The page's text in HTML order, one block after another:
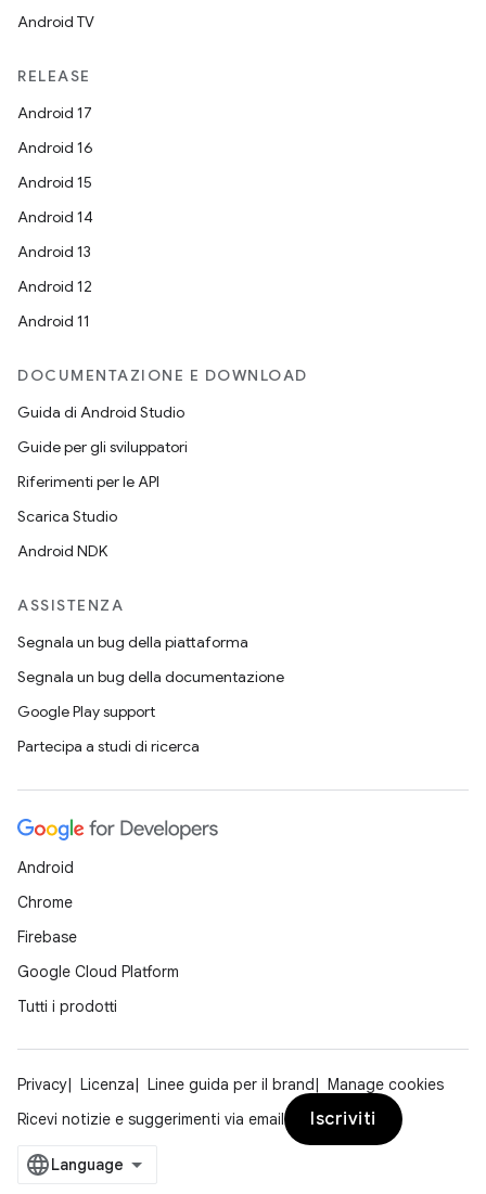
Android TV
RELEASE
Android 17
Android 16
Android 15
Android 14
Android 13
Android 12
Android 11
DOCUMENTAZIONE E DOWNLOAD
Guida di Android Studio
Guide per gli sviluppatori
Riferimenti per le API
Scarica Studio
Android NDK
ASSISTENZA
Segnala un bug della piattaforma
Segnala un bug della documentazione
Google Play support
Partecipa a studi di ricerca
Android
Chrome
Firebase
Google Cloud Platform
Tutti i prodotti
Privacy Licenza Linee guida per il brand
Manage cookies
Ricevi notizie e suggerimenti via email
Iscriviti